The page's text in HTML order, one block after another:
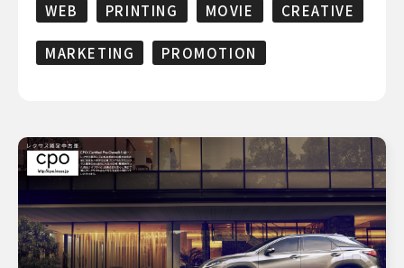
WEB PRINTING MOVIE CREATIVE
MARKETING PROMOTION